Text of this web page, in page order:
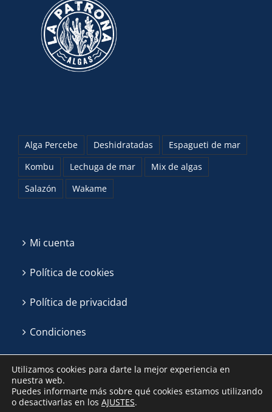
Alga Percebe Deshidratadas
Espagueti de mar
Kombu
Lechuga de mar
Mix de algas
Salazón
Wakame
Mi cuenta
Política de cookies
Política de privacidad
Condiciones
Utilizamos cookies para darte la mejor experiencia en
nuestra web.
Puedes informarte más sobre qué cookies estamos utilizando
o desactivarlas en los AJUSTES.